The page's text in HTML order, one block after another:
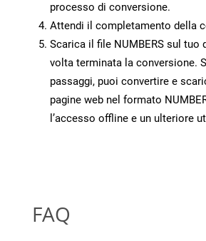
processo di conversione.
Attendi il completamento della
Scarica il file NUMBERS sul tuo
volta terminata la conversione.
passaggi, puoi convertire e
pagine web nel formato
l’accesso offline e un ulteriore
FAQ